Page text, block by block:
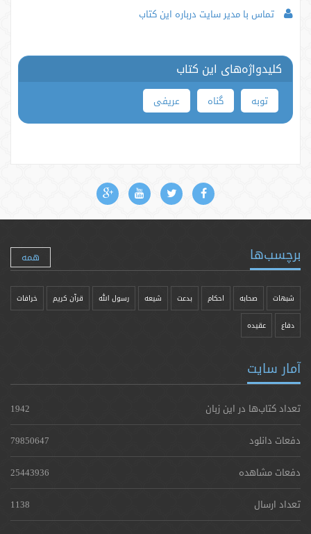
تماس با مدیر سایت درباره این کتاب
کلیدواژه‌های این کتاب
توبه گناه عریفی
برچسب‌ها همه
شبهات صحابه احکام بدعت شیعه رسول الله قرآن کریم خرافات
دفاع عقیده
آمار سایت
تعداد کتاب‌ها در این زبان
1942
دفعات دانلود
79850647
دفعات مشاهده
25443936
تعداد ارسال
1138